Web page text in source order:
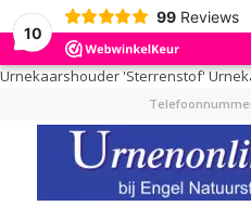
10
99 Reviews
Urnekaarshouder 'Sterrenstof'